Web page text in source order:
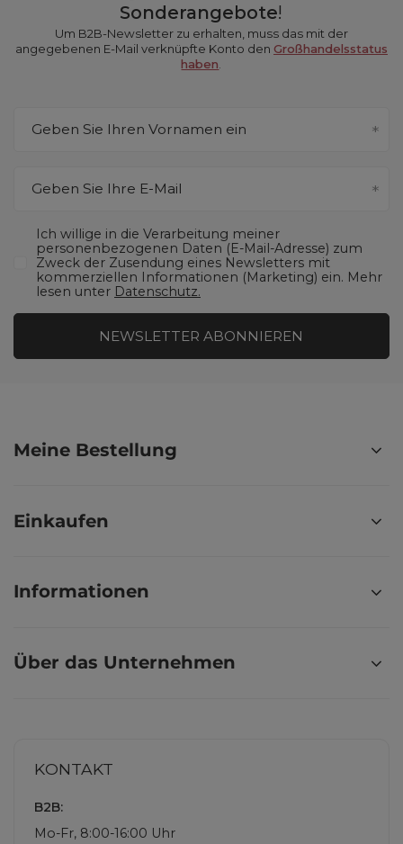
Sonderangebote!
Um B2B-Newsletter zu erhalten, muss das mit der
angegebenen E-Mail verknüpfte Konto den Großhandelsstatus
haben
Geben Sie Ihren Vornamen ein
Geben Sie Ihre E-Mail
Ich willige in die Verarbeitung meiner
personenbezogenen Daten (E-Mail-Adresse) zum
Zweck der Zusendung eines Newsletters mit
kommerziellen Informationen (Marketing) ein. Mehr
lesen unter Datenschutz.
NEWSLETTER ABONNIEREN
Meine Bestellung
Einkaufen
Informationen
Über das Unternehmen
KONTAKT
B2B:
Mo-Fr, 8:00-16:00 Uhr